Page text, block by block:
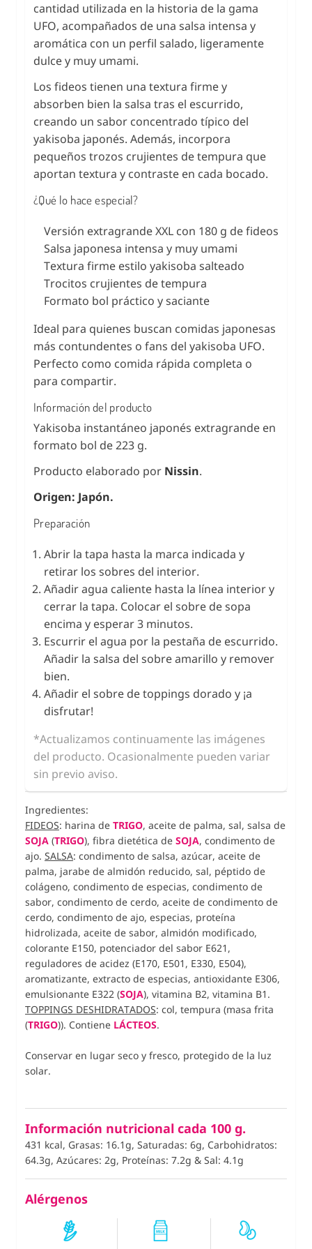
cantidad utilizada en la historia de la gama
UFO, acompañados de una salsa intensa y
aromática con un perfil salado, ligeramente
dulce y muy umami.
Los fideos tienen una textura firme y
absorben bien la salsa tras el escurrido,
creando un sabor concentrado típico del
yakisoba japonés. Además, incorpora
pequeños trozos crujientes de tempura que
aportan textura y contraste en cada bocado.
¿Qué lo hace especial?
Versión extragrande XXL con 180 g de fideos
Salsa japonesa intensa y muy umami
Textura firme estilo yakisoba salteado
Trocitos crujientes de tempura
Formato bol práctico y saciante
Ideal para quienes buscan comidas japonesas
más contundentes o fans del yakisoba UFO.
Perfecto como comida rápida completa o
para compartir.
Información del producto
Yakisoba instantáneo japonés extragrande en
formato bol de 223 g.
Producto elaborado por Nissin.
Origen: Japón.
Preparación
Abrir la tapa hasta la marca indicada y
retirar los sobres del interior.
Añadir agua caliente hasta la línea interior y
cerrar la tapa. Colocar el sobre de sopa
encima y esperar 3 minutos.
Escurrir el agua por la pestaña de escurrido.
Añadir la salsa del sobre amarillo y remover
bien.
Añadir el sobre de toppings dorado y ¡a
disfrutar!
*Actualizamos continuamente las imágenes
del producto. Ocasionalmente pueden variar
sin previo aviso.
Ingredientes:
FIDEOS: harina de TRIGO, aceite de palma, sal, salsa de
SOJA (TRIGO), fibra dietética de SOJA, condimento de
ajo. SALSA: condimento de salsa, azúcar, aceite de
palma, jarabe de almidón reducido, sal, péptido de
colágeno, condimento de especias, condimento de
sabor, condimento de cerdo, aceite de condimento de
cerdo, condimento de ajo, especias, proteína
hidrolizada, aceite de sabor, almidón modificado,
colorante E150, potenciador del sabor E621,
reguladores de acidez (E170, E501, E330, E504),
aromatizante, extracto de especias, antioxidante E306,
emulsionante E322 (SOJA), vitamina B2, vitamina B1.
TOPPINGS DESHIDRATADOS: col, tempura (masa frita
(TRIGO)). Contiene LÁCTEOS.
Conservar en lugar seco y fresco, protegido de la luz
solar.
Información nutricional cada 100 g.
431 kcal, Grasas: 16.1g, Saturadas: 6g, Carbohidratos:
64.3g, Azúcares: 2g, Proteínas: 7.2g & Sal: 4.1g
Alérgenos